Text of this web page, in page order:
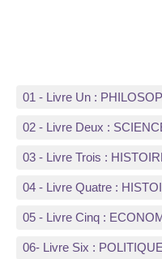
01 - Livre Un :
02 - Livre Deux :
03 - Livre Trois :
04 - Livre Quatre :
05 - Livre Cinq :
06- Livre Six :